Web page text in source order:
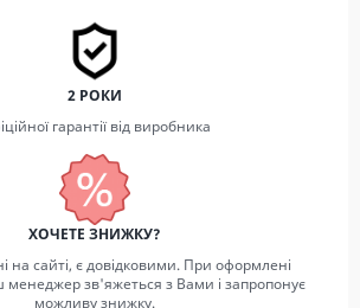
2 РОКИ
гарантії від виробника
ХОЧЕТЕ ЗНИЖКУ?
на сайті, є довідковими. При оформлені
зв'яжеться з Вами і запропонує
можливу знижку.